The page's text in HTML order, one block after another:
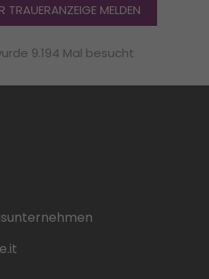
TRAUERANZEIGE MELDEN
9.194 Mal besucht